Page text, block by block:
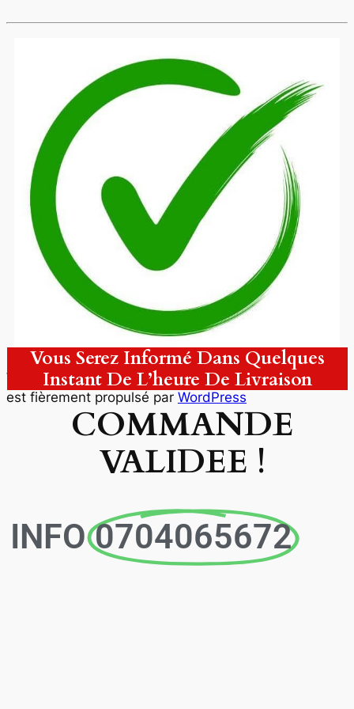
COMMANDE
VALIDEE !
Vous Serez Informé Dans Quelques
Instant De L’heure De Livraison
INFO 0704065672
est fièrement propulsé par WordPress